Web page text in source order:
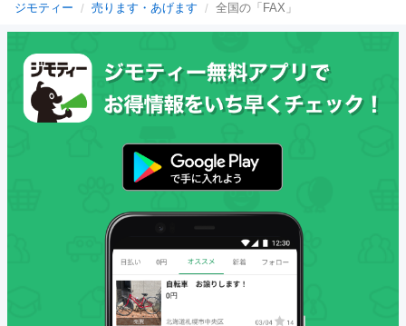
ジモティー 売ります・あげます 全国の「FAX」